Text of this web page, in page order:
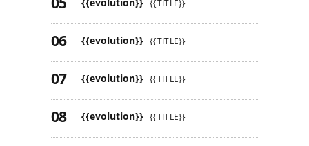
{{TITLE}}
{{evolution}} {{TITLE}}
{{evolution}} {{TITLE}}
{{evolution}} {{TITLE}}